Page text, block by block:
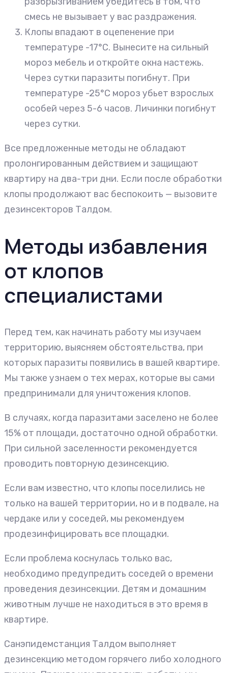
смесь не вызывает у вас раздражения.
Клопы впадают в оцепенение при
температуре -17°С. Вынесите на сильный
мороз мебель и откройте окна настежь.
Через сутки паразиты погибнут. При
температуре -25°С мороз убьет взрослых
особей через 5-6 часов. Личинки погибнут
через сутки.
Все предложенные методы не обладают
пролонгированным действием и защищают
квартиру на два-три дни. Если после обработки
клопы продолжают вас беспокоить — вызовите
дезинсекторов Талдом.
Методы избавления
от клопов
специалистами
Перед тем, как начинать работу мы изучаем
территорию, выясняем обстоятельства, при
которых паразиты появились в вашей квартире.
Мы также узнаем о тех мерах, которые вы сами
предпринимали для уничтожения клопов.
В случаях, когда паразитами заселено не более
15% от площади, достаточно одной обработки.
При сильной заселенности рекомендуется
проводить повторную дезинсекцию.
Если вам известно, что клопы поселились не
только на вашей территории, но и в подвале, на
чердаке или у соседей, мы рекомендуем
продезинфицировать все площадки.
Если проблема коснулась только вас,
необходимо предупредить соседей о времени
проведения дезинсекции. Детям и домашним
животным лучше не находиться в это время в
квартире.
Санэпидемстанция Талдом выполняет
дезинсекцию методом горячего либо холодного